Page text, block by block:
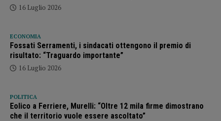
16 Luglio 2026
ECONOMIA
Fossati Serramenti, i sindacati ottengono il premio di
risultato: “Traguardo importante”
16 Luglio 2026
POLITICA
Eolico a Ferriere, Murelli: “Oltre 12 mila firme dimostrano
che il territorio vuole essere ascoltato”